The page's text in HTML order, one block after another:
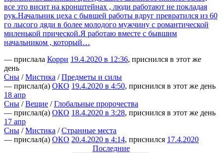
все это висит на кронштейнах , люди работают не покладая
рук.Начальник цеха с бывшей работы вдруг превратился из 60
го лысого дяди в более молодого мужчину с романтической
миленькой прической.Я работаю вместе с бывшим
начальником , который…
— прислала Корри 19.4.2020 в 12:36, приснился в этот же
день
Сны /Мистика /Предметы и силы
— прислал(а) ОКО 19.4.2020 в 4:50, приснился в этот же день
18 апр
Сны /Вещие /Глобальные пророчества
— прислал(а) ОКО 18.4.2020 в 3:28, приснился в этот же день
17 апр
Сны /Мистика /Странные места
— прислал(а) ОКО 20.4.2020 в 4:14, приснился 17.4.2020
Последние